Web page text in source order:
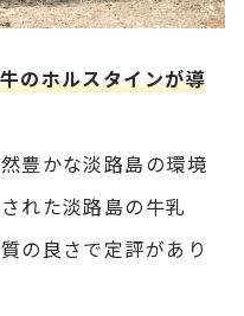
のホルスタインが導
豊かな淡路島の環境
れた淡路島の牛乳
の良さで定評があり